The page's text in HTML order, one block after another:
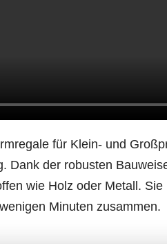
für Klein- und
Dank der robusten
wie Holz oder Metall.
Minuten zusammen.